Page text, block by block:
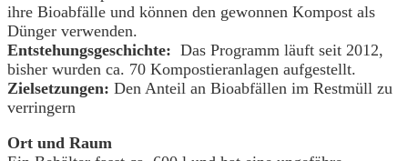
ihre Bioabfälle und können den gewonnen Kompost als
Dünger verwenden.
Entstehungsgeschichte: Das Programm läuft seit 2012,
bisher wurden ca. 70 Kompostieranlagen aufgestellt.
Zielsetzungen: Den Anteil an Bioabfällen im Restmüll zu
verringern
Ort und Raum